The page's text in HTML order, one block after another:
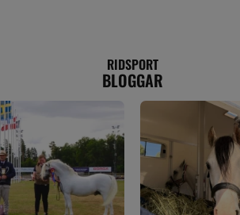
RIDSPORT
BLOGGAR